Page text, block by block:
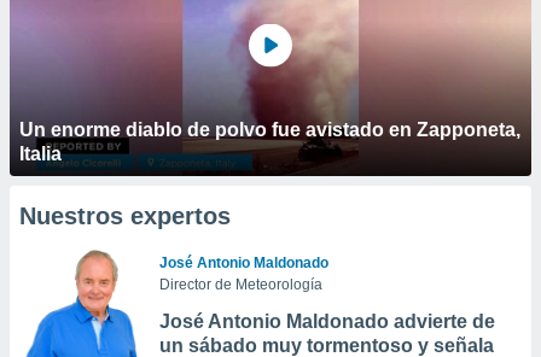
Un enorme diablo de polvo fue avistado en Zapponeta,
Italia
Nuestros expertos
José Antonio Maldonado
Director de Meteorología
José Antonio Maldonado advierte de
un sábado muy tormentoso y señala